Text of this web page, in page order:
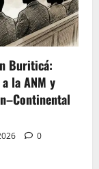
Buriticá:
la ANM y
0